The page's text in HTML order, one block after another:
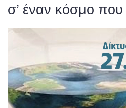
σ’ έναν κόσμο που